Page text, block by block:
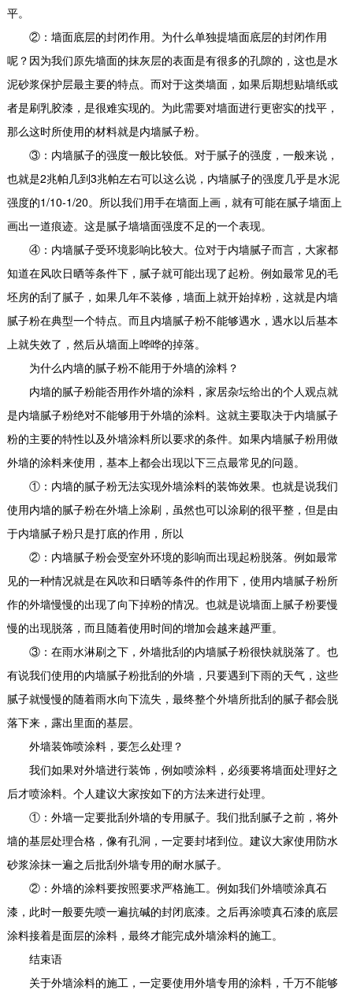
平。
②：墙面底层的封闭作用。为什么单独提墙面底层的封闭作用
呢？因为我们原先墙面的抹灰层的表面是有很多的孔隙的，这也是水
泥砂浆保护层最主要的特点。而对于这类墙面，如果后期想贴墙纸或
者是刷乳胶漆，是很难实现的。为此需要对墙面进行更密实的找平，
那么这时所使用的材料就是内墙腻子粉。
③：内墙腻子的强度一般比较低。对于腻子的强度，一般来说，
也就是2兆帕几到3兆帕左右可以这么说，内墙腻子的强度几乎是水泥
强度的1/10-1/20。所以我们用手在墙面上画，就有可能在腻子墙面上
画出一道痕迹。这是腻子墙墙面强度不足的一个表现。
④：内墙腻子受环境影响比较大。位对于内墙腻子而言，大家都
知道在风吹日晒等条件下，腻子就可能出现了起粉。例如最常见的毛
坯房的刮了腻子，如果几年不装修，墙面上就开始掉粉，这就是内墙
腻子粉在典型一个特点。而且内墙腻子粉不能够遇水，遇水以后基本
上就失效了，然后从墙面上哗哗的掉落。
为什么内墙的腻子粉不能用于外墙的涂料？
内墙的腻子粉能否用作外墙的涂料，家居杂坛给出的个人观点就
是内墙腻子粉绝对不能够用于外墙的涂料。这就主要取决于内墙腻子
粉的主要的特性以及外墙涂料所以要求的条件。如果内墙腻子粉用做
外墙的涂料来使用，基本上都会出现以下三点最常见的问题。
①：内墙的腻子粉无法实现外墙涂料的装饰效果。也就是说我们
使用内墙的腻子粉在外墙上涂刷，虽然也可以涂刷的很平整，但是由
于内墙腻子粉只是打底的作用，所以
②：内墙腻子粉会受室外环境的影响而出现起粉脱落。例如最常
见的一种情况就是在风吹和日晒等条件的作用下，使用内墙腻子粉所
作的外墙慢慢的出现了向下掉粉的情况。也就是说墙面上腻子粉要慢
慢的出现脱落，而且随着使用时间的增加会越来越严重。
③：在雨水淋刷之下，外墙批刮的内墙腻子粉很快就脱落了。也
有说我们使用的内墙腻子粉批刮的外墙，只要遇到下雨的天气，这些
腻子就慢慢的随着雨水向下流失，最终整个外墙所批刮的腻子都会脱
落下来，露出里面的基层。
外墙装饰喷涂料，要怎么处理？
我们如果对外墙进行装饰，例如喷涂料，必须要将墙面处理好之
后才喷涂料。个人建议大家按如下的方法来进行处理。
①：外墙一定要批刮外墙的专用腻子。我们批刮腻子之前，将外
墙的基层处理合格，像有孔洞，一定要封堵到位。建议大家使用防水
砂浆涂抹一遍之后批刮外墙专用的耐水腻子。
②：外墙的涂料要按照要求严格施工。例如我们外墙喷涂真石
漆，此时一般要先喷一遍抗碱的封闭底漆。之后再涂喷真石漆的底层
涂料接着是面层的涂料，最终才能完成外墙涂料的施工。
结束语
关于外墙涂料的施工，一定要使用外墙专用的涂料，千万不能够